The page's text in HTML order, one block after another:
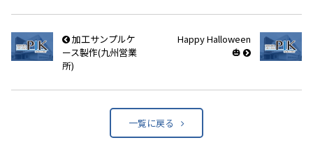
加工サンプルケ
ース製作(九州営業
所)
Happy Halloween
🎃
一覧に戻る